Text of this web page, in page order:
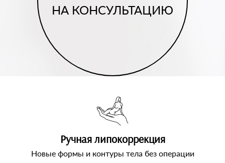
НА КОНСУЛЬТАЦИЮ
Ручная липокоррекция
Новые формы и контуры тела без операции